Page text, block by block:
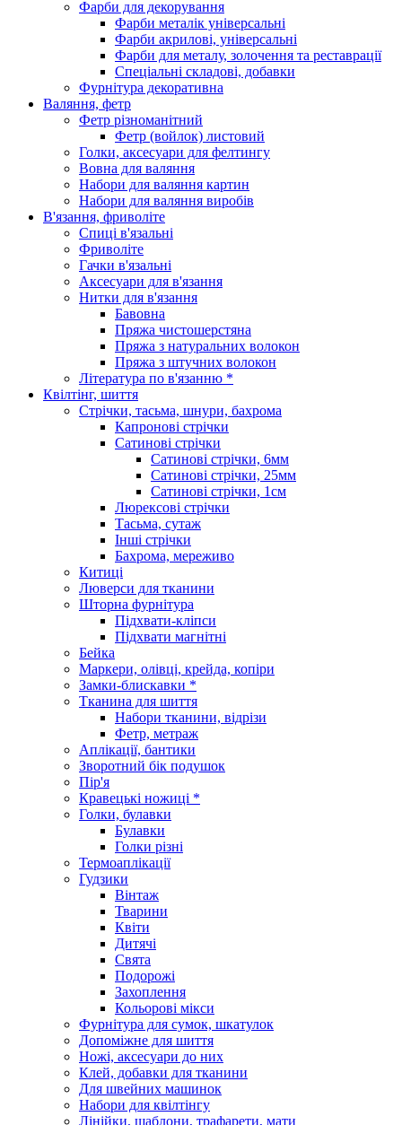
Фарби для декорування
Фарби металік універсальні
Фарби акрилові, універсальні
Фарби для металу, золочення та реставрації
Спеціальні складові, добавки
Фурнітура декоративна
Валяння, фетр
Фетр різноманітний
Фетр (войлок) листовий
Голки, аксесуари для фелтингу
Вовна для валяння
Набори для валяння картин
Набори для валяння виробів
В'язання, фриволіте
Спиці в'язальні
Фриволіте
Гачки в'язальні
Аксесуари для в'язання
Нитки для в'язання
Бавовна
Пряжа чистошерстяна
Пряжа з натуральних волокон
Пряжа з штучних волокон
Література по в'язанню *
Квілтінг, шиття
Стрічки, тасьма, шнури, бахрома
Капронові стрічки
Сатинові стрічки
Сатинові стрічки, 6мм
Сатинові стрічки, 25мм
Сатинові стрічки, 1см
Люрексові стрічки
Тасьма, сутаж
Інші стрічки
Бахрома, мереживо
Китиці
Люверси для тканини
Шторна фурнітура
Підхвати-кліпси
Підхвати магнітні
Бейка
Маркери, олівці, крейда, копіри
Замки-блискавки *
Тканина для шиття
Набори тканини, відрізи
Фетр, метраж
Аплікації, бантики
Зворотний бік подушок
Пір'я
Кравецькі ножиці *
Голки, булавки
Булавки
Голки різні
Термоаплікації
Гудзики
Вінтаж
Тварини
Квіти
Дитячі
Свята
Подорожі
Захоплення
Кольорові мікси
Фурнітура для сумок, шкатулок
Допоміжне для шиття
Ножі, аксесуари до них
Клей, добавки для тканини
Для швейних машинок
Набори для квілтінгу
Лінійки, шаблони, трафарети, мати